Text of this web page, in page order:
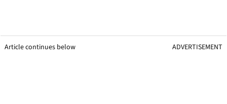
Article continues below ADVERTISEMENT